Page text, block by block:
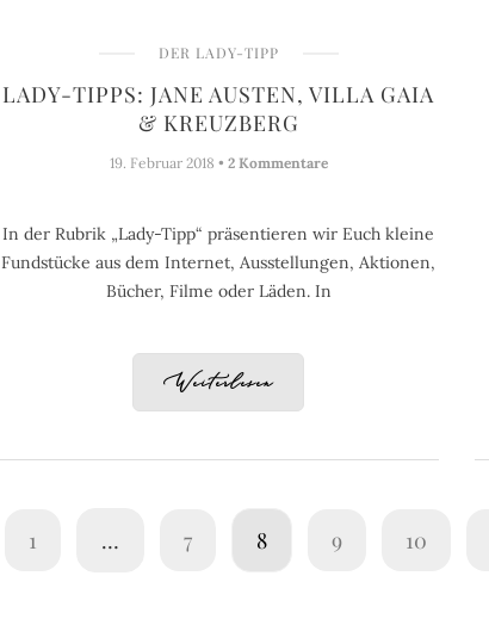
DER LADY-TIPP
LADY-TIPPS: JANE AUSTEN, VILLA GAIA
& KREUZBERG
19. Februar 2018 • 2 Kommentare
In der Rubrik „Lady-Tipp“ präsentieren wir Euch kleine
Fundstücke aus dem Internet, Ausstellungen, Aktionen,
Bücher, Filme oder Läden. In
Weiterlesen
1 … 7 8 9 10